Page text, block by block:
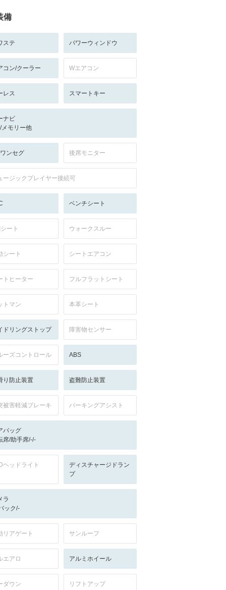
備
ステ パワーウィンドウ
コン/クーラー Wエアコン
レス スマートキー
ナビ
メモリー他
ンセグ 後席モニター
ージックプレイヤー接続可
ベンチシート
ート ウォークスルー
シート シートエアコン
トヒーター フルフラットシート
トマン 本革シート
ドリングストップ 障害物センサー
ーズコントロール ABS
り防止装置 盗難防止装置
被害軽減ブレーキ パーキングアシスト
バッグ
席/助手席/-/-
ヘッドライト
ディスチャージドラン
プ
ラ
ック/-
リアゲート サンルーフ
エアロ アルミホイール
ダウン リフトアップ